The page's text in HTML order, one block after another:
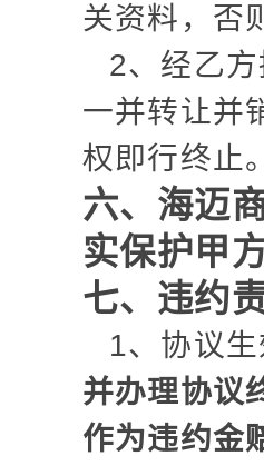
关资料，否
2、经乙
一并转让并
权即行终止
六、海迈
实保护甲
七、违约
1、协议
并办理协议
作为违约金